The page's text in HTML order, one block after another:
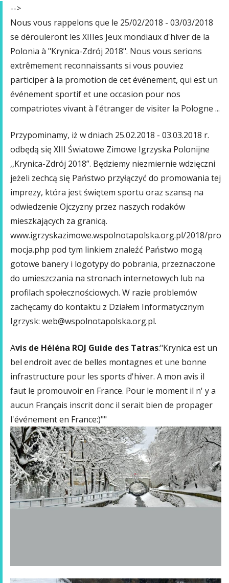
-->
Nous vous rappelons que le 25/02/2018 - 03/03/2018
se dérouleront les XIIIes Jeux mondiaux d'hiver de la
Polonia à "Krynica-Zdrój 2018". Nous vous serions
extrêmement reconnaissants si vous pouviez
participer à la promotion de cet événement, qui est un
événement sportif et une occasion pour nos
compatriotes vivant à l'étranger de visiter la Pologne ...
Przypominamy, iż w dniach 25.02.2018 - 03.03.2018 r.
odbędą się XIII Światowe Zimowe Igrzyska Polonijne
,,Krynica-Zdrój 2018”. Będziemy niezmiernie wdzięczni
jeżeli zechcą się Państwo przyłączyć do promowania tej
imprezy, która jest świętem sportu oraz szansą na
odwiedzenie Ojczyzny przez naszych rodaków
mieszkających za granicą.
www.igrzyskazimowe.wspolnotapolska.org.pl/2018/pro
mocja.php pod tym linkiem znaleźć Państwo mogą
gotowe banery i logotypy do pobrania, przeznaczone
do umieszczania na stronach internetowych lub na
profilach społecznościowych. W razie problemów
zachęcamy do kontaktu z Działem Informatycznym
Igrzysk: web@wspolnotapolska.org.pl.
Avis de Héléna ROJ Guide des Tatras:"Krynica est un
bel endroit avec de belles montagnes et une bonne
infrastructure pour les sports d'hiver. A mon avis il
faut le promouvoir en France. Pour le moment il n' y a
aucun Français inscrit donc il serait bien de propager
l'événement en France:)""